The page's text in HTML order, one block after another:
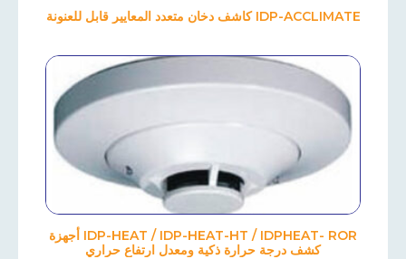
IDP-ACCLIMATE كاشف دخان متعدد المعايير قابل للعنونة
IDP-HEAT / IDP-HEAT-HT / IDPHEAT- ROR أجهزة
كشف درجة حرارة ذكية ومعدل ارتفاع حراري